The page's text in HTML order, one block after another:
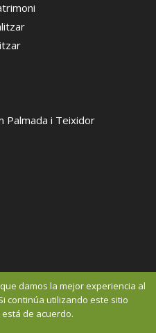
Palmada i Teixidor
damos la mejor experiencia al
continúa utilizando este sitio
de acuerdo.